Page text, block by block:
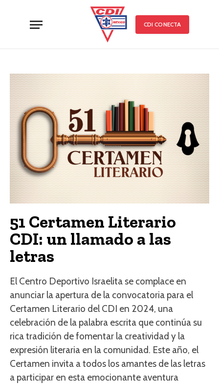
CDI CONECTA
51 Certamen Literario
CDI: un llamado a las
letras
El Centro Deportivo Israelita se complace en
anunciar la apertura de la convocatoria para el
Certamen Literario del CDI en 2024, una
celebración de la palabra escrita que continúa su
rica tradición de fomentar la creatividad y la
expresión literaria en la comunidad. Este año, el
Certamen invita a todos los amantes de las letras
a participar en esta emocionante aventura